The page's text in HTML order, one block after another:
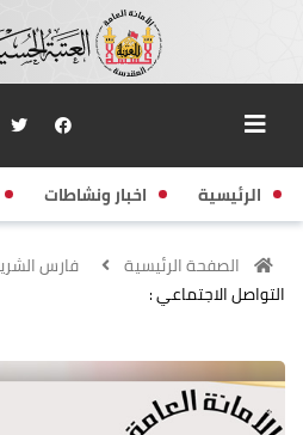
الرئيسية اخبار ونشاطات
الصفحة الرئيسية
فارس
التواصل الاجتماعي :